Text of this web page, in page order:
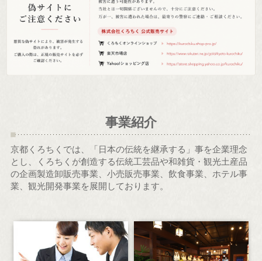
事業紹介
京都くろちくでは、「日本の伝統を継承する」事を企業理念
とし、くろちくが創造する伝統工芸品や和雑貨・観光土産品
の企画製造卸販売事業、小売販売事業、飲食事業、ホテル事
業、 観光開発事業を展開しております。